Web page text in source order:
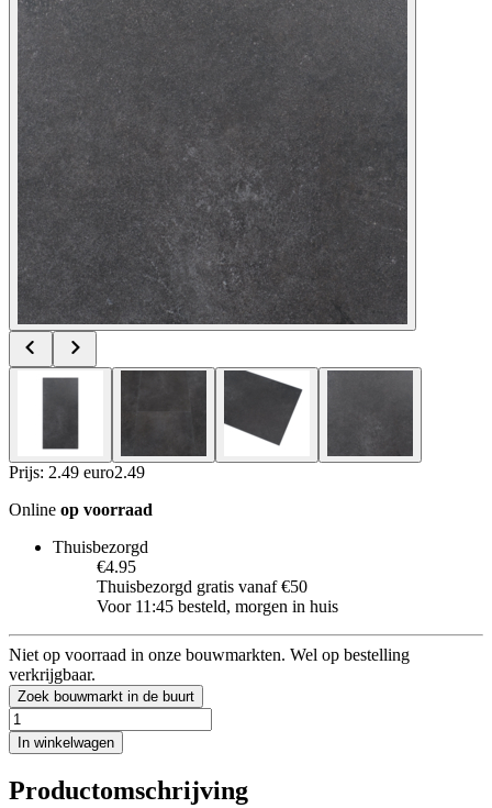
Prijs: 2.49 euro2.49
Online op voorraad
Thuisbezorgd
€4.95
Thuisbezorgd gratis vanaf €50
Voor 11:45 besteld, morgen in huis
Niet op voorraad in onze bouwmarkten. Wel op bestelling
verkrijgbaar.
Zoek bouwmarkt in de buurt
In winkelwagen
Productomschrijving